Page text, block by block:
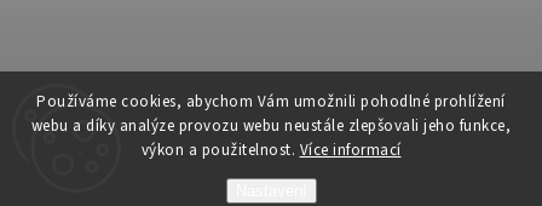
Používáme cookies, abychom Vám umožnili pohodlné prohlížení
webu a díky analýze provozu webu neustále zlepšovali jeho funkce,
výkon a použitelnost. Více informací
Copyright 2026 Centrum Zelený Anděl